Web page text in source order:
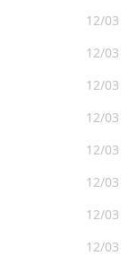
12/03
12/03
12/03
12/03
12/03
12/03
12/03
12/03